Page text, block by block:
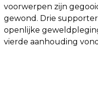
voorwerpen zijn
gewond. Drie
openlijke
vierde aanhouding